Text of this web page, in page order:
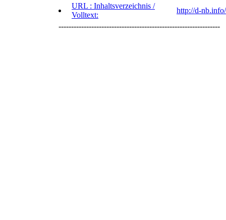
URL : Inhaltsverzeichnis /
Volltext:
http://d-
----------------------------------------------------------------